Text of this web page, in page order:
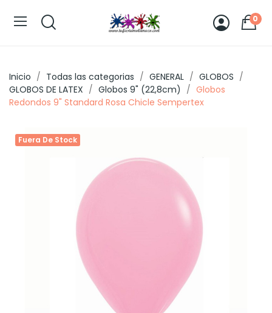
0
Inicio Todas las categorias GENERAL
GLOBOS
GLOBOS DE LATEX
Globos 9" (22,8cm)
Globos
Redondos 9" Standard Rosa Chicle Sempertex
Fuera De Stock